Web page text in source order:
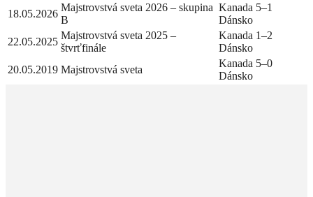
18.05.2026
Majstrovstvá sveta 2026 – skupina
B
Kanada 5–1
Dánsko
22.05.2025
Majstrovstvá sveta 2025 –
štvrťfinále
Kanada 1–2
Dánsko
20.05.2019 Majstrovstvá sveta
Kanada 5–0
Dánsko